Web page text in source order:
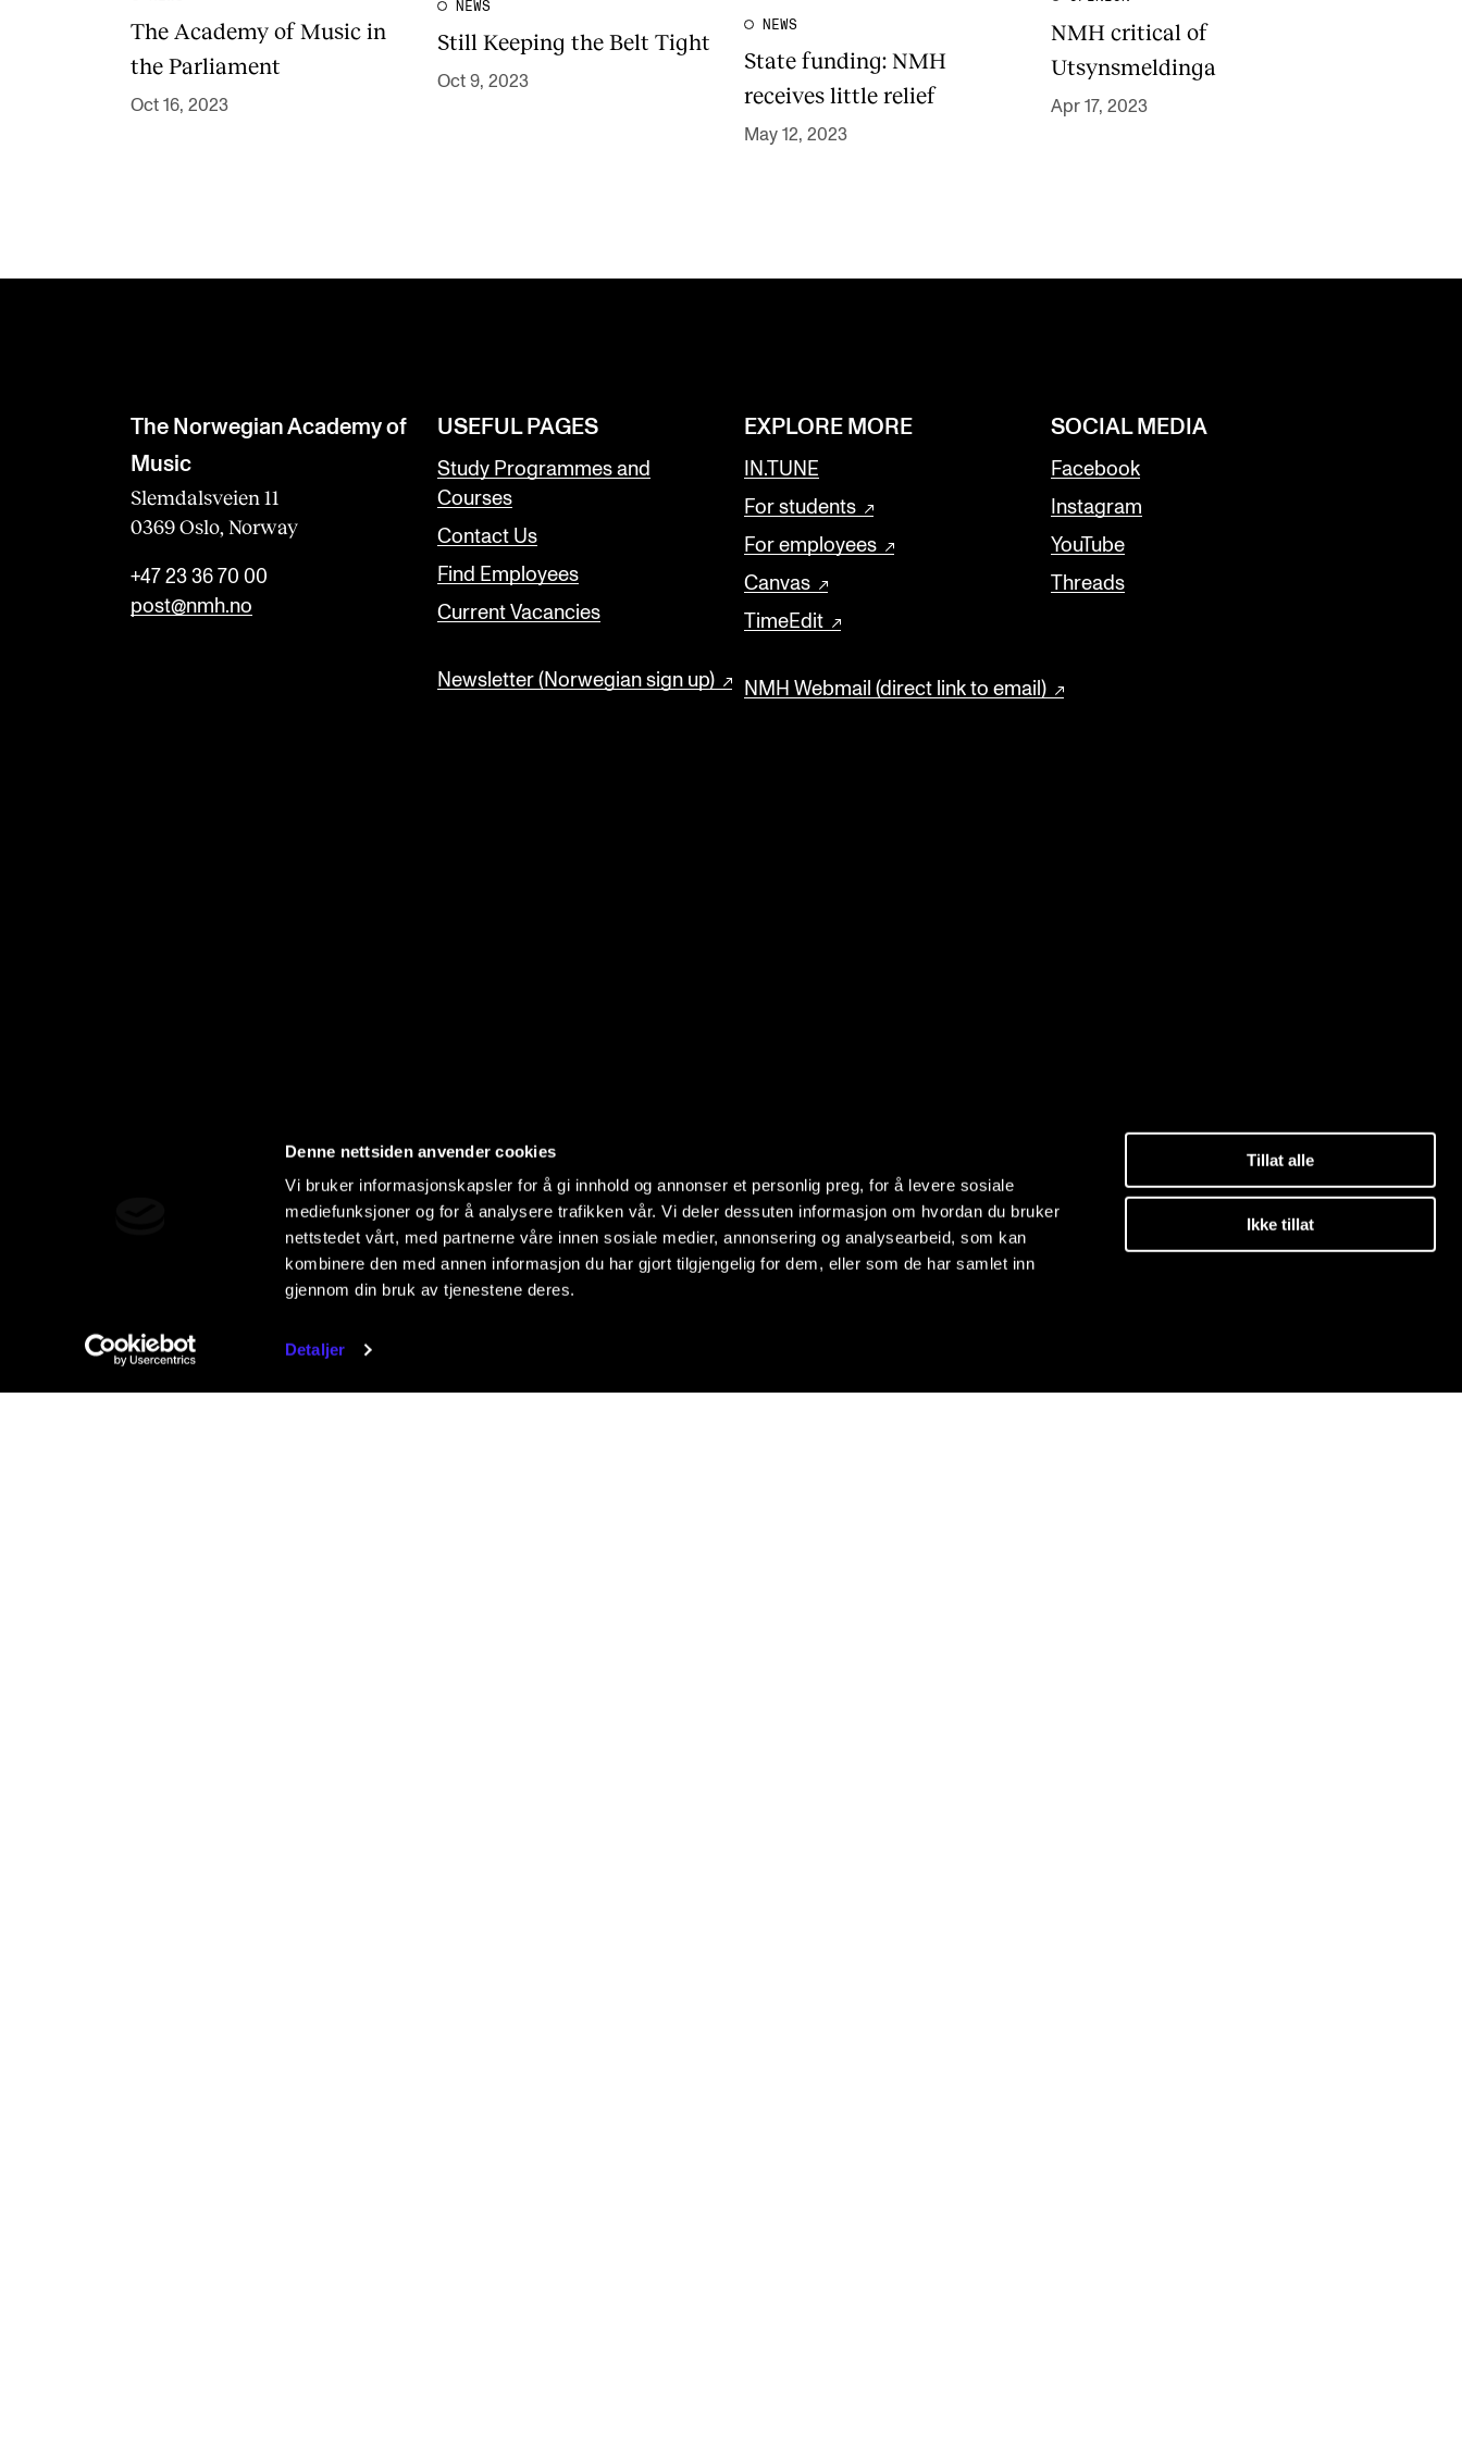
Denne nettsiden anvender cookies
Vi bruker informasjonskapsler for å gi innhold og annonser et personlig preg, for å levere sosiale
mediefunksjoner og for å analysere trafikken vår. Vi deler dessuten informasjon om hvordan du bruker
nettstedet vårt, med partnerne våre innen sosiale medier, annonsering og analysearbeid, som kan
kombinere den med annen informasjon du har gjort tilgjengelig for dem, eller som de har samlet inn
gjennom din bruk av tjenestene deres.
Detaljer
Tillat alle
Ikke tillat
The Academy of Music in
the Parliament
Oct 16, 2023
NEWS
Still Keeping the Belt Tight
Oct 9, 2023
NEWS
State funding: NMH
receives little relief
May 12, 2023
NMH critical of
Utsynsmeldinga
Apr 17, 2023
The Norwegian Academy of
Music
Slemdalsveien 11
0369 Oslo, Norway
+47 23 36 70 00
post@nmh.no
USEFUL PAGES
Study Programmes and
Courses
Contact Us
Find Employees
Current Vacancies
Newsletter (Norwegian sign up)
EXPLORE MORE
IN.TUNE
For students
For employees
Canvas
TimeEdit
NMH Webmail (direct link to email)
SOCIAL MEDIA
Facebook
Instagram
YouTube
Threads